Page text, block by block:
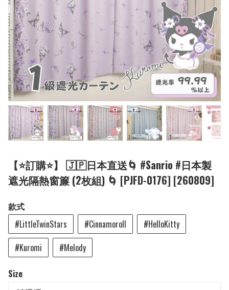
【⭐訂購⭐】 🇯🇵日本直送🌀 #Sanrio #日本製
遮光隔熱窗簾 (2枚組) 🌀 [PJFD-0176] [260809]
款式
#LittleTwinStars
#Cinnamoroll
#HelloKitty
#Kuromi
#Melody
Size